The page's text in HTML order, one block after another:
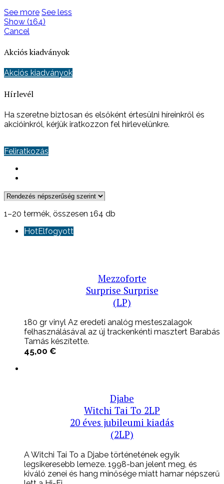
See more See less
Show (164)
Cancel
Akciós kiadványok
Akciós kiadványok
Hírlevél
Ha szeretne biztosan és elsőként értesülni híreinkről és
akcióinkról, kérjük iratkozzon fel hírlevelünkre.
Feliratkozás
1–20 termék, összesen 164 db
HotElfogyott
Mezzoforte
Surprise Surprise
(LP)
180 gr vinyl Az eredeti analóg mesteszalagok
felhasználásával az új trackenkénti masztert Barabás
Tamás készítette.
45,00 €
Djabe
Witchi Tai To 2LP
20 éves jubileumi kiadás
(2LP)
A Witchi Tai To a Djabe történetének egyik
legsikeresebb lemeze. 1998-ban jelent meg, és
kiváló zenei és hang minősége miatt hamar népszerű